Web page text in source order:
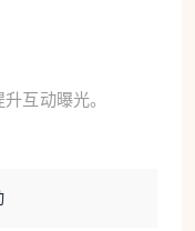
互动曝光。